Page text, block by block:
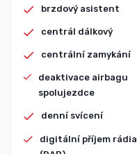
brzdový asistent
centrál dálkový
centrální zamykání
deaktivace airbagu
spolujezdce
denní svícení
digitální příjem rádia